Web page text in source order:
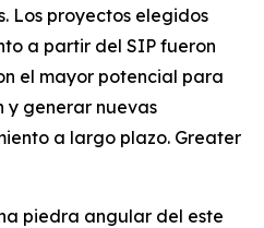
Los proyectos elegidos
a partir del SIP fueron
el mayor potencial para
y generar nuevas
a largo plazo. Greater
piedra angular del este